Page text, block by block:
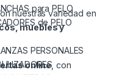
para PELO
de PELO
PERSONALES
nuestras variedad en
muebles y
online, con